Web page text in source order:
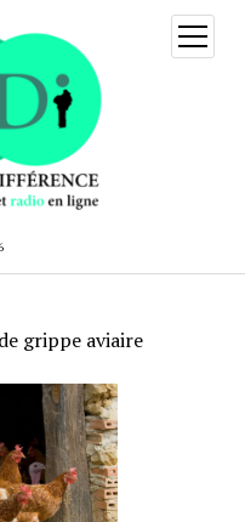
ouvrir
menu
grippe aviaire